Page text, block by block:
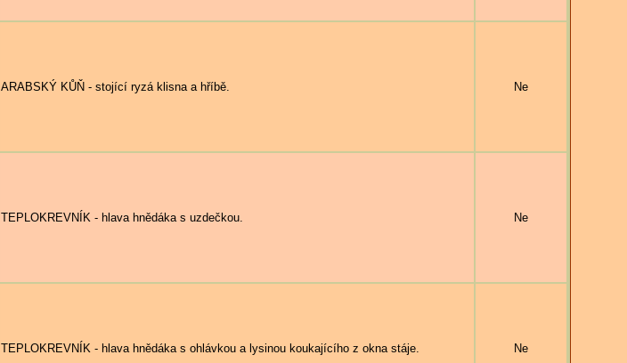
ARABSKÝ KŮŇ - stojící ryzá klisna a hříbě. Ne
TEPLOKREVNÍK - hlava hnědáka s uzdečkou. Ne
TEPLOKREVNÍK - hlava hnědáka s ohlávkou a lysinou koukajícího z okna stáje. Ne